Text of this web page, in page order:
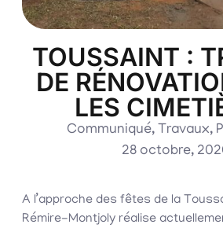
TOUSSAINT :
DE
LES
Communiqué, Travaux,
28 octobre,
A l’approche des fêtes de la
Rémire-Montjoly réalise